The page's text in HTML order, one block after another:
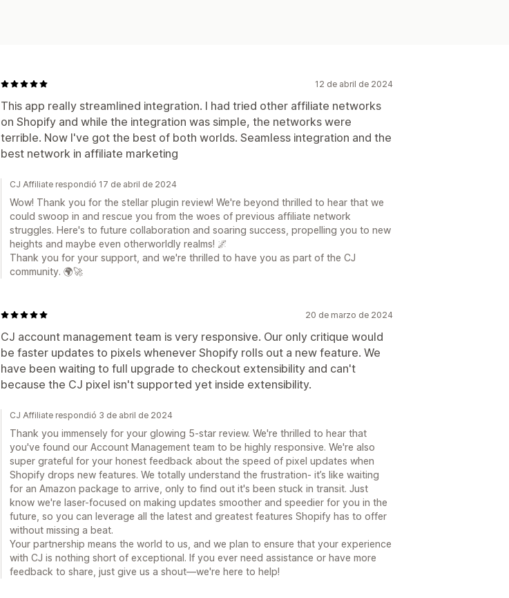
12 de abril de 2024
This app really streamlined integration. I had tried other affiliate networks
on Shopify and while the integration was simple, the networks were
terrible. Now I've got the best of both worlds. Seamless integration and the
best network in affiliate marketing
CJ Affiliate respondió 17 de abril de 2024
Wow! Thank you for the stellar plugin review! We're beyond thrilled to hear that we
could swoop in and rescue you from the woes of previous affiliate network
struggles. Here's to future collaboration and soaring success, propelling you to new
heights and maybe even otherworldly realms! 🌌
Thank you for your support, and we're thrilled to have you as part of the CJ
community. 🌍🚀
20 de marzo de 2024
CJ account management team is very responsive. Our only critique would
be faster updates to pixels whenever Shopify rolls out a new feature. We
have been waiting to full upgrade to checkout extensibility and can't
because the CJ pixel isn't supported yet inside extensibility.
CJ Affiliate respondió 3 de abril de 2024
Thank you immensely for your glowing 5-star review. We're thrilled to hear that
you've found our Account Management team to be highly responsive. We're also
super grateful for your honest feedback about the speed of pixel updates when
Shopify drops new features. We totally understand the frustration- it’s like waiting
for an Amazon package to arrive, only to find out it's been stuck in transit. Just
know we're laser-focused on making updates smoother and speedier for you in the
future, so you can leverage all the latest and greatest features Shopify has to offer
without missing a beat.
Your partnership means the world to us, and we plan to ensure that your experience
with CJ is nothing short of exceptional. If you ever need assistance or have more
feedback to share, just give us a shout—we're here to help!